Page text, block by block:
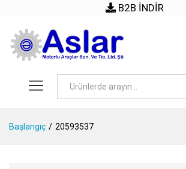
B2B İNDİR
Başlangıç / 20593537